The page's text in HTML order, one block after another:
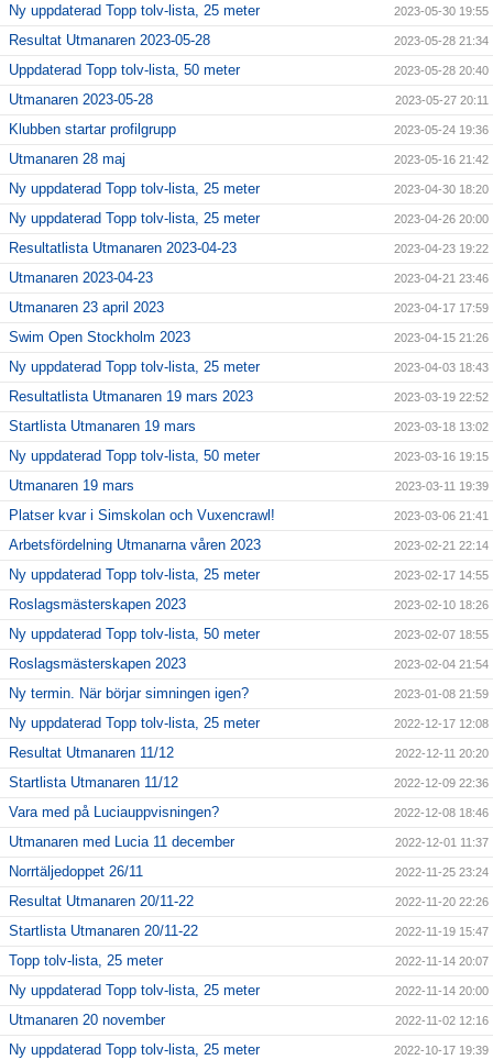
Ny uppdaterad Topp tolv-lista, 25 meter 2023-05-30 19:55
Resultat Utmanaren 2023-05-28 2023-05-28 21:34
Uppdaterad Topp tolv-lista, 50 meter 2023-05-28 20:40
Utmanaren 2023-05-28 2023-05-27 20:11
Klubben startar profilgrupp 2023-05-24 19:36
Utmanaren 28 maj 2023-05-16 21:42
Ny uppdaterad Topp tolv-lista, 25 meter 2023-04-30 18:20
Ny uppdaterad Topp tolv-lista, 25 meter 2023-04-26 20:00
Resultatlista Utmanaren 2023-04-23 2023-04-23 19:22
Utmanaren 2023-04-23 2023-04-21 23:46
Utmanaren 23 april 2023 2023-04-17 17:59
Swim Open Stockholm 2023 2023-04-15 21:26
Ny uppdaterad Topp tolv-lista, 25 meter 2023-04-03 18:43
Resultatlista Utmanaren 19 mars 2023 2023-03-19 22:52
Startlista Utmanaren 19 mars 2023-03-18 13:02
Ny uppdaterad Topp tolv-lista, 50 meter 2023-03-16 19:15
Utmanaren 19 mars 2023-03-11 19:39
Platser kvar i Simskolan och Vuxencrawl! 2023-03-06 21:41
Arbetsfördelning Utmanarna våren 2023 2023-02-21 22:14
Ny uppdaterad Topp tolv-lista, 25 meter 2023-02-17 14:55
Roslagsmästerskapen 2023 2023-02-10 18:26
Ny uppdaterad Topp tolv-lista, 50 meter 2023-02-07 18:55
Roslagsmästerskapen 2023 2023-02-04 21:54
Ny termin. När börjar simningen igen? 2023-01-08 21:59
Ny uppdaterad Topp tolv-lista, 25 meter 2022-12-17 12:08
Resultat Utmanaren 11/12 2022-12-11 20:20
Startlista Utmanaren 11/12 2022-12-09 22:36
Vara med på Luciauppvisningen? 2022-12-08 18:46
Utmanaren med Lucia 11 december 2022-12-01 11:37
Norrtäljedoppet 26/11 2022-11-25 23:24
Resultat Utmanaren 20/11-22 2022-11-20 22:26
Startlista Utmanaren 20/11-22 2022-11-19 15:47
Topp tolv-lista, 25 meter 2022-11-14 20:07
Ny uppdaterad Topp tolv-lista, 25 meter 2022-11-14 20:00
Utmanaren 20 november 2022-11-02 12:16
Ny uppdaterad Topp tolv-lista, 25 meter 2022-10-17 19:39